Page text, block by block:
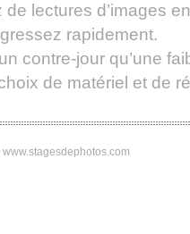
lectures d’images
rapidement.
contre-jour qu’une
de matériel et de